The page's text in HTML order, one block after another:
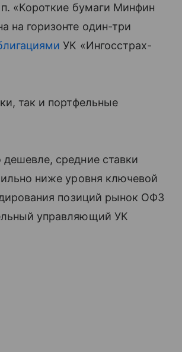
«Короткие бумаги Минфин
на горизонте один-три
УК «Ингосстрах-
так и портфельные
средние ставки
ниже уровня ключевой
позиций рынок ОФЗ
управляющий УК